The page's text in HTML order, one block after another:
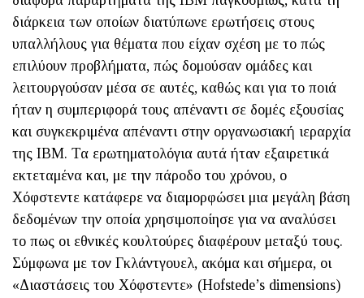
διάρκεια των οποίων διατύπωνε ερωτήσεις στους
υπαλλήλους για θέματα που είχαν σχέση με το πώς
επιλύουν προβλήματα, πώς δομούσαν ομάδες και
λειτουργούσαν μέσα σε αυτές, καθώς και για το ποιά
ήταν η συμπεριφορά τους απέναντι σε δομές εξουσίας
και συγκεκριμένα απέναντι στην οργανωσιακή ιεραρχία
της IBM. Τα ερωτηματολόγια αυτά ήταν εξαιρετικά
εκτεταμένα και, με την πάροδο του χρόνου, ο
Χόφστεντε κατάφερε να διαμορφώσει μια μεγάλη βάση
δεδομένων την οποία χρησιμοποίησε για να αναλύσει
το πως οι εθνικές κουλτούρες διαφέρουν μεταξύ τους.
Σύμφωνα με τον Γκλάντγουελ, ακόμα και σήμερα, οι
«Διαστάσεις του Χόφστεντε» (Hofstede’s dimensions)